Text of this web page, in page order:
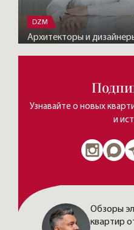
DZM
Архитекторы и
Узнавайте о новых
и
Обзоры
квартир